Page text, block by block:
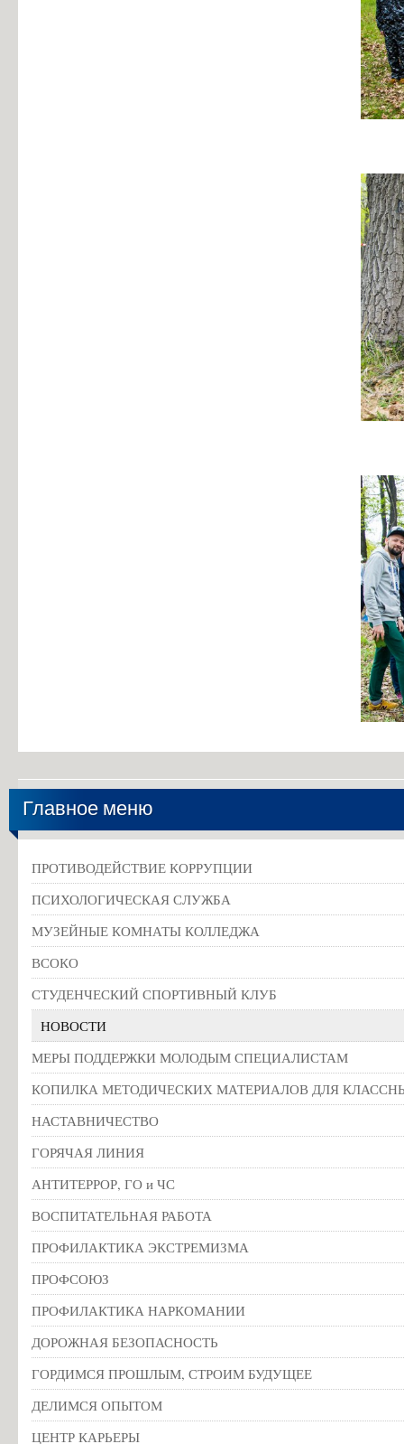
Главное меню
ПРОТИВОДЕЙСТВИЕ КОРРУПЦИИ
ПСИХОЛОГИЧЕСКАЯ СЛУЖБА
МУЗЕЙНЫЕ КОМНАТЫ КОЛЛЕДЖА
ВСОКО
СТУДЕНЧЕСКИЙ СПОРТИВНЫЙ КЛУБ
НОВОСТИ
МЕРЫ ПОДДЕРЖКИ МОЛОДЫМ СПЕЦИАЛИСТАМ
КОПИЛКА МЕТОДИЧЕСКИХ МАТЕРИАЛОВ ДЛЯ
НАСТАВНИЧЕСТВО
ГОРЯЧАЯ ЛИНИЯ
АНТИТЕРРОР, ГО и ЧС
ВОСПИТАТЕЛЬНАЯ РАБОТА
ПРОФИЛАКТИКА ЭКСТРЕМИЗМА
ПРОФСОЮЗ
ПРОФИЛАКТИКА НАРКОМАНИИ
ДОРОЖНАЯ БЕЗОПАСНОСТЬ
ГОРДИМСЯ ПРОШЛЫМ, СТРОИМ БУДУЩЕЕ
ДЕЛИМСЯ ОПЫТОМ
ЦЕНТР КАРЬЕРЫ